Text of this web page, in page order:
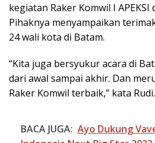
kegiatan Raker Komwil I APEKSI
Pihaknya menyampaikan
24 wali kota di Batam.
“Kita juga bersyukur acara di
dari awal sampai akhir. Dan
Raker Komwil terbaik,” kata Rudi.
BACA JUGA: Ayo Dukung